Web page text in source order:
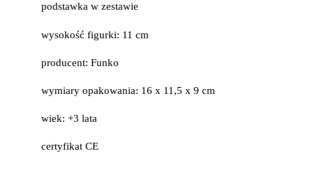
podstawka w zestawie
wysokość figurki: 11 cm
producent: Funko
wymiary opakowania: 16 x 11,5 x 9 cm
wiek: +3 lata
certyfikat CE